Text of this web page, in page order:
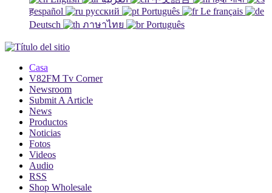
हespañol
русский Português
Le français
Deutsch
ภาษาไทย Português
Casa
V82FM Tv Corner
Newsroom
Submit A Article
News
Productos
Noticias
Fotos
Videos
Audio
RSS
Shop Wholesale